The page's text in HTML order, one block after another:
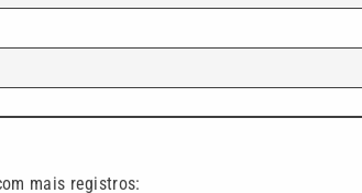
mais registros: